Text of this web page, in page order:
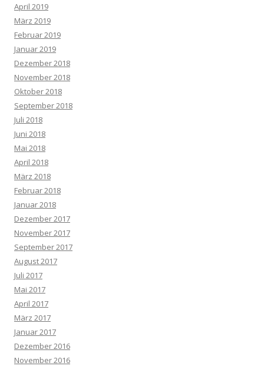
April 2019
März 2019
Februar 2019
Januar 2019
Dezember 2018
November 2018
Oktober 2018
September 2018
Juli 2018
Juni 2018
Mai 2018
April 2018
März 2018
Februar 2018
Januar 2018
Dezember 2017
November 2017
September 2017
August 2017
Juli 2017
Mai 2017
April 2017
März 2017
Januar 2017
Dezember 2016
November 2016